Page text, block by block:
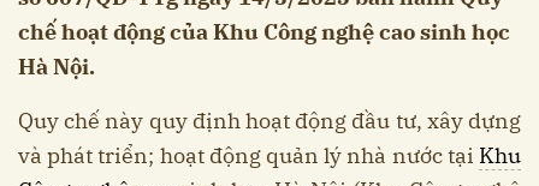
chế hoạt động của Khu Công nghệ cao sinh học
Hà Nội.
Quy chế này quy định hoạt động đầu tư, xây dựng
và phát triển; hoạt động quản lý nhà nước tại Khu